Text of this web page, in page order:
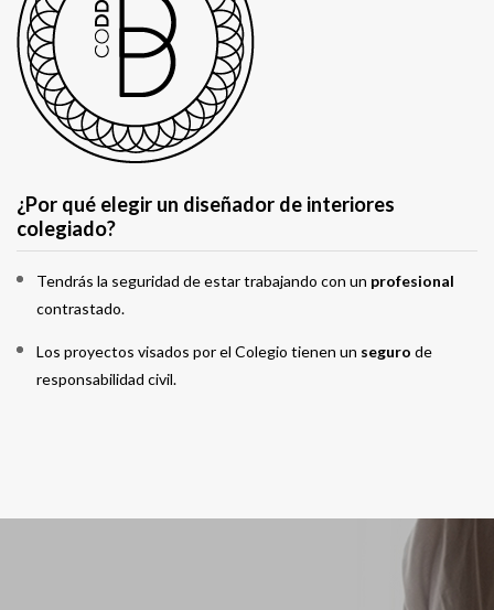
¿Por qué elegir un diseñador de interiores
colegiado?
Tendrás la seguridad de estar trabajando con un profesional
contrastado.
Los proyectos visados por el Colegio tienen un seguro de
responsabilidad civil.